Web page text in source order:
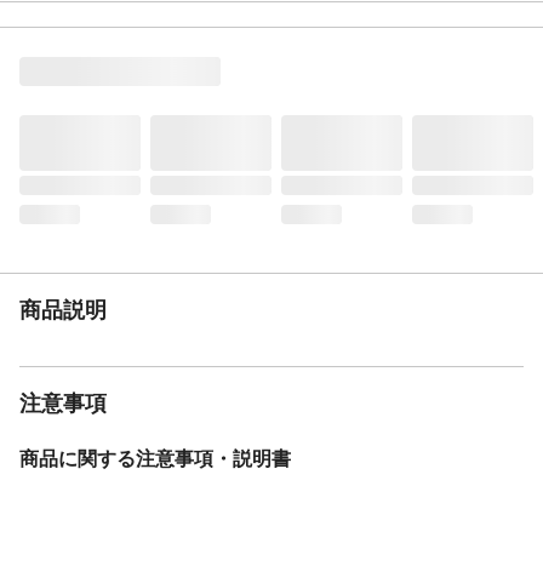
遮音性
×
縫製仕様
繊維の組成
生産国
フックの種類
商品説明
注意事項
商品に関する注意事項・説明書